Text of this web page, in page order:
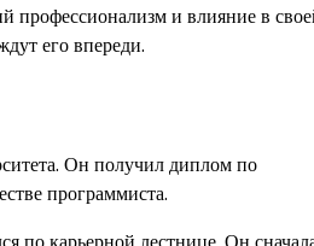
и влияние в
его впереди.
Он получил диплом по
программиста.